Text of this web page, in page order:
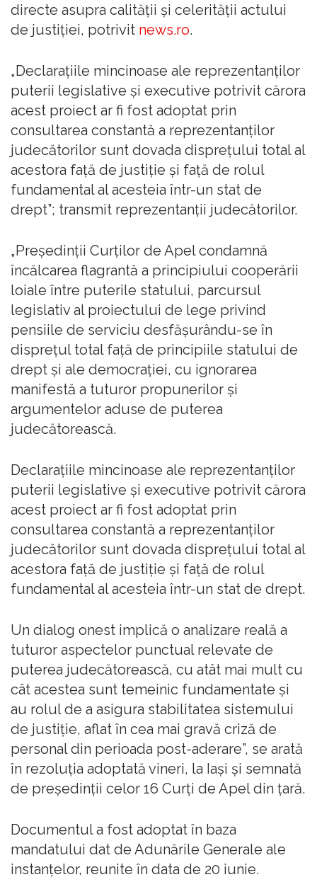
directe asupra calităţii şi celerităţii actului
de justiţiei, potrivit news.ro.
„Declaraţiile mincinoase ale reprezentanţilor
puterii legislative şi executive potrivit cărora
acest proiect ar fi fost adoptat prin
consultarea constantă a reprezentanţilor
judecătorilor sunt dovada dispreţului total al
acestora faţă de justiţie şi faţă de rolul
fundamental al acesteia într-un stat de
drept”; transmit reprezentanţii judecătorilor.
„Preşedinţii Curţilor de Apel condamnă
încălcarea flagrantă a principiului cooperării
loiale între puterile statului, parcursul
legislativ al proiectului de lege privind
pensiile de serviciu desfăşurându-se în
dispreţul total faţă de principiile statului de
drept şi ale democraţiei, cu ignorarea
manifestă a tuturor propunerilor şi
argumentelor aduse de puterea
judecătorească.
Declaraţiile mincinoase ale reprezentanţilor
puterii legislative şi executive potrivit cărora
acest proiect ar fi fost adoptat prin
consultarea constantă a reprezentanţilor
judecătorilor sunt dovada dispreţului total al
acestora faţă de justiţie şi faţă de rolul
fundamental al acesteia într-un stat de drept.
Un dialog onest implică o analizare reală a
tuturor aspectelor punctual relevate de
puterea judecătorească, cu atât mai mult cu
cât acestea sunt temeinic fundamentate şi
au rolul de a asigura stabilitatea sistemului
de justiţie, aflat în cea mai gravă criză de
personal din perioada post-aderare”, se arată
în rezoluţia adoptată vineri, la Iaşi şi semnată
de preşedinţii celor 16 Curţi de Apel din ţară.
Documentul a fost adoptat în baza
mandatului dat de Adunările Generale ale
instanţelor, reunite în data de 20 iunie.